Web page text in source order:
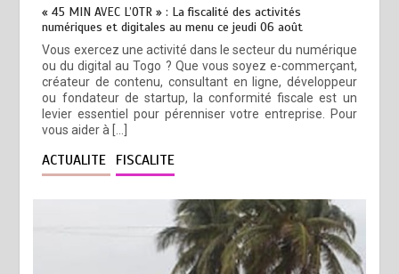
« 45 MIN AVEC L’OTR » : La fiscalité des activités
numériques et digitales au menu ce jeudi 06 août
Vous exercez une activité dans le secteur du numérique
ou du digital au Togo ? Que vous soyez e-commerçant,
créateur de contenu, consultant en ligne, développeur
ou fondateur de startup, la conformité fiscale est un
levier essentiel pour pérenniser votre entreprise. Pour
vous aider à […]
ACTUALITE FISCALITE